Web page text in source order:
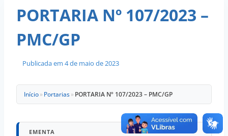
PORTARIA Nº 107/2023 –
PMC/GP
Publicada em 4 de maio de 2023
Início» Portarias» PORTARIA Nº 107/2023 – PMC/GP
EMENTA